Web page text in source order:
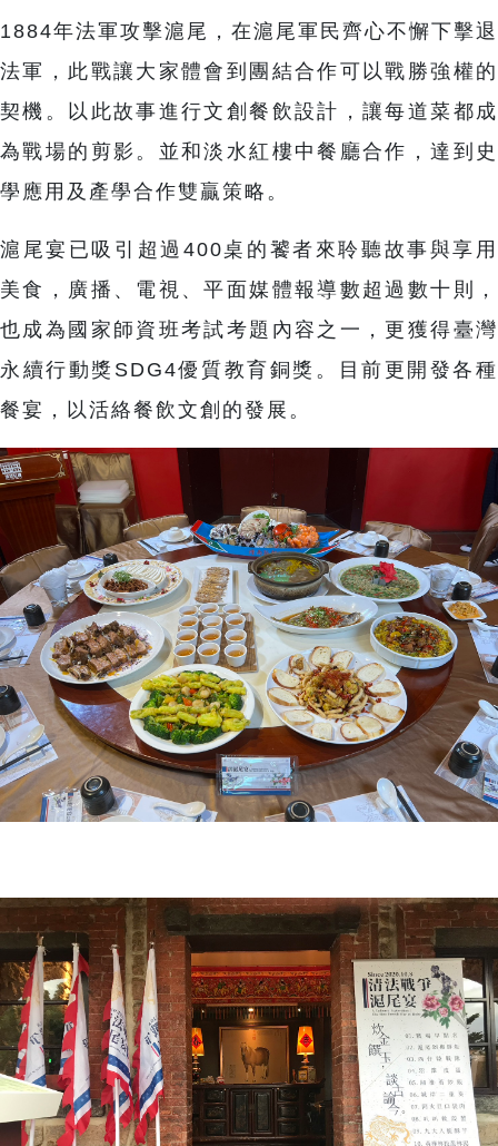
1884年法軍攻擊滬尾，在滬尾軍民齊心不懈下擊退
法軍，此戰讓大家體會到團結合作可以戰勝強權的
契機。以此故事進行文創餐飲設計，讓每道菜都成
為戰場的剪影。並和淡水紅樓中餐廳合作，達到史
學應用及產學合作雙贏策略。
滬尾宴已吸引超過400桌的饕者來聆聽故事與享用
美食，廣播、電視、平面媒體報導數超過數十則，
也成為國家師資班考試考題內容之一，更獲得臺灣
永續行動獎SDG4優質教育銅獎。目前更開發各種
餐宴，以活絡餐飲文創的發展。